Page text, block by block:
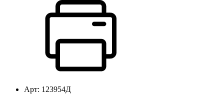
Арт: 123954Д